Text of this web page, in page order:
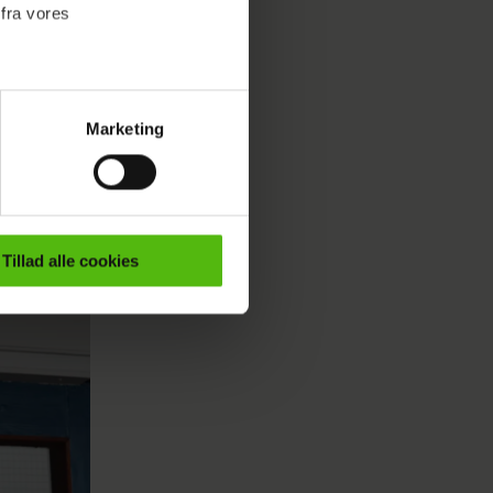
vores
indhold til dig.
Vi indsamler data
Marketing
Tillad alle cookies
tror
i
og